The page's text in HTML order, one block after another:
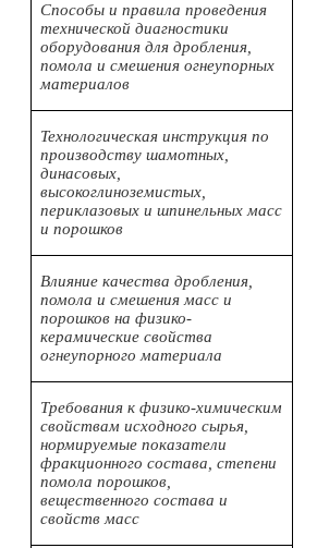
Способы и правила проведения
технической диагностики
оборудования для дробления,
помола и смешения огнеупорных
материалов
Технологическая инструкция по
производству шамотных,
динасовых,
высокоглиноземистых,
периклазовых и шпинельных масс
и порошков
Влияние качества дробления,
помола и смешения масс и
порошков на физико-
керамические свойства
огнеупорного материала
Требования к физико-химическим
свойствам исходного сырья,
нормируемые показатели
фракционного состава, степени
помола порошков,
вещественного состава и
свойств масс